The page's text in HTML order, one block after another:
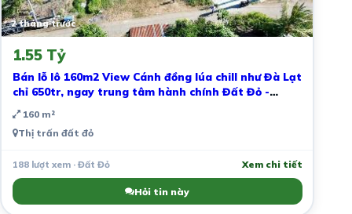
2 tháng trước
1.55 Tỷ
Bán lỗ lô 160m2 View Cánh đồng lúa chill như Đà Lạt
chỉ 650tr, ngay trung tâm hành chính Đất Đỏ -
160 m²
Thị trấn đất đỏ
188 lượt xem · Đất Đỏ Xem chi tiết
Hỏi tin này